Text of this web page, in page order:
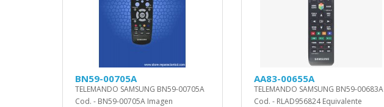
BN59-00705A
TELEMANDO SAMSUNG BN59-00705A
Cod. - BN59-00705A Imagen
AA83-00655A
TELEMANDO SAMSUNG BN59-00683A
Cod. - RLAD956824 Equivalente